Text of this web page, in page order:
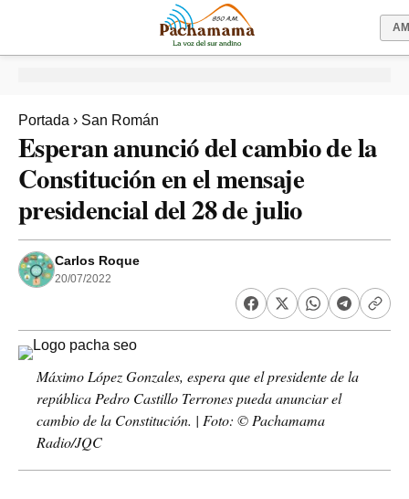
Portada › San Román
Esperan anunció del cambio de la
Constitución en el mensaje
presidencial del 28 de julio
Carlos Roque
20/07/2022
Máximo López Gonzales, espera que el presidente de la
república Pedro Castillo Terrones pueda anunciar el
cambio de la Constitución. | Foto: © Pachamama
Radio/JQC